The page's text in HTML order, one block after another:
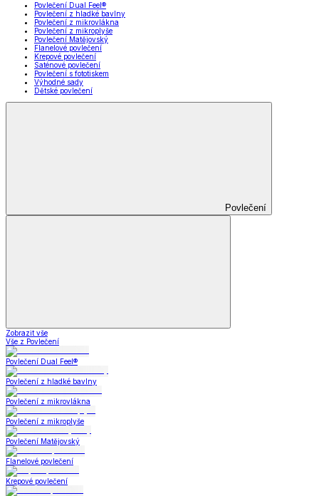
Povlečení Dual Feel®
Povlečení z hladké bavlny
Povlečení z mikrovlákna
Povlečení z mikroplyše
Povlečení Matějovský
Flanelové povlečení
Krepové povlečení
Saténové povlečení
Povlečení s fototiskem
Výhodné sady
Dětské povlečení
Povlečení
Zobrazit vše
Vše z Povlečení
Povlečení Dual Feel®
Povlečení z hladké bavlny
Povlečení z mikrovlákna
Povlečení z mikroplyše
Povlečení Matějovský
Flanelové povlečení
Krepové povlečení